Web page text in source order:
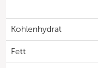
Kohlenhydrat
Fett